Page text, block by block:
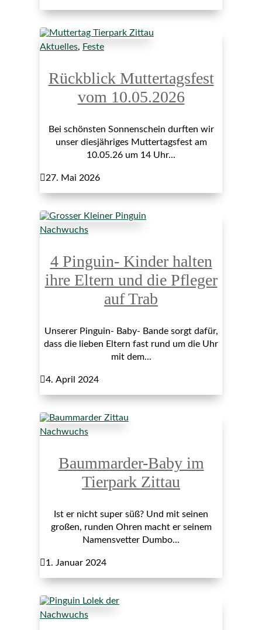
Aktuelles, Feste
Rückblick Muttertagsfest
vom 10.05.2026
Bei schönsten Sonnenschein durften wir
unser diesjähriges Muttertagsfest am
10.05.26 um 14 Uhr...
27. Mai 2026
Nachwuchs
4 Pinguin- Kinder halten
ihre Eltern und die Pfleger
auf Trab
Unserer Pinguin- Baby- Bande sorgt dafür,
dass die lieben Eltern fast rund um die Uhr
mit dem...
4. April 2024
Nachwuchs
Baummarder-Baby im
Tierpark Zittau
Ist er nicht super süß? Und mit seinen
großen, runden Ohren macht er seinem
Namensvetter Dumbo...
1. Januar 2024
Nachwuchs